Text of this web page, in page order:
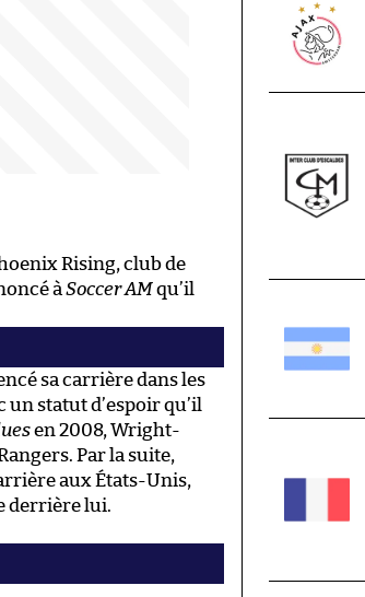
Rising, club de
à Soccer AMqu’il
sa carrière dans les
un statut d’espoir qu’il
en 2008, Wright-
Par la suite,
aux États-Unis,
derrière lui.